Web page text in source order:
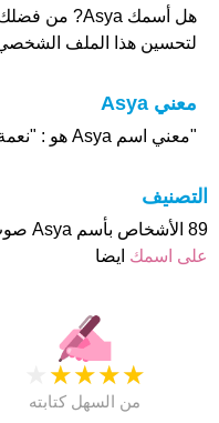
هل أسمك Asya? من فضلك اجب على
لتحسين هذا الملف
معني Asya
"معني اسم Asya هو : "نعمة
التصنيف
89 الأشخاص بأسم Asya صوت على اسمائهم . من فضلك
على اسمك ايضا
★
★
★
★
من السهل كتابته